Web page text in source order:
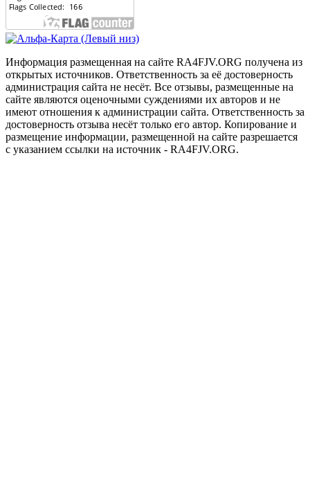
Информация размещенная на сайте RA4FJV.ORG получена из
открытых источников. Ответственность за её достоверность
администрация сайта не несёт. Все отзывы, размещенные на
сайте являются оценочными суждениями их авторов и не
имеют отношения к администрации сайта. Ответственность за
достоверность отзыва несёт только его автор. Копирование и
размещение информации, размещенной на сайте разрешается
с указанием ссылки на источник - RA4FJV.ORG.